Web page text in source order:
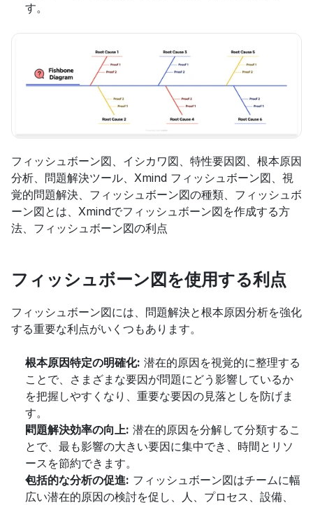
す。
フィッシュボーン図、イシカワ図、特性要因図、根本原因
分析、問題解決ツール、Xmind フィッシュボーン図、視
覚的問題解決、フィッシュボーン図の種類、フィッシュボ
ーン図とは、Xmindでフィッシュボーン図を作成する方
法、フィッシュボーン図の利点
フィッシュボーン図を使用する利点
フィッシュボーン図には、問題解決と根本原因分析を強化
する重要な利点がいくつもあります。
根本原因特定の明確化: 潜在的原因を視覚的に整理する
ことで、さまざまな要因が問題にどう影響しているか
を把握しやすくなり、重要な要因の見落としを防げま
す。
問題解決効率の向上: 潜在的原因を分解して分類するこ
とで、最も影響の大きい要因に集中でき、時間とリソ
ースを節約できます。
包括的な分析の促進: フィッシュボーン図はチームに幅
広い潜在的原因の検討を促し、人、プロセス、設備、